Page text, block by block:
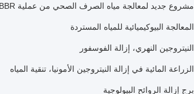
مشروع جديد لمعالجة مياه الصرف الصحي من عملية MBBR و BAF
المعالجة البيوكيميائية للمياه المستردة
النيتروجين النهري، إزالة الفوسفور
الزراعة المائية في إزالة النيتروجين الأمونيا، تنقية المياه
برج إزالة الروائح البيولوجية